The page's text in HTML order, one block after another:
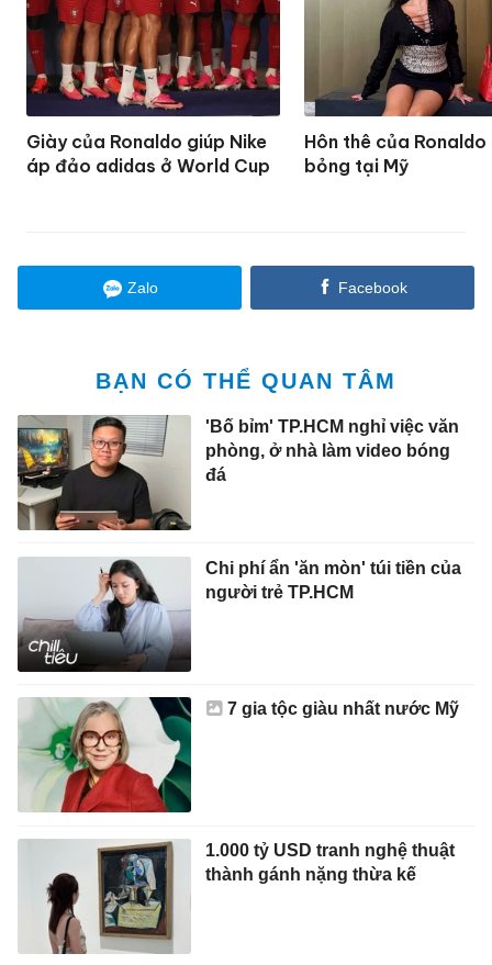
Giày của Ronaldo giúp Nike
áp đảo adidas ở World Cup
Hôn thê của Ronaldo
bỏng tại Mỹ
Zalo Facebook
BẠN CÓ THỂ QUAN TÂM
'Bố bỉm' TP.HCM nghỉ việc văn
phòng, ở nhà làm video bóng
đá
Chi phí ẩn 'ăn mòn' túi tiền của
người trẻ TP.HCM
7 gia tộc giàu nhất nước Mỹ
1.000 tỷ USD tranh nghệ thuật
thành gánh nặng thừa kế